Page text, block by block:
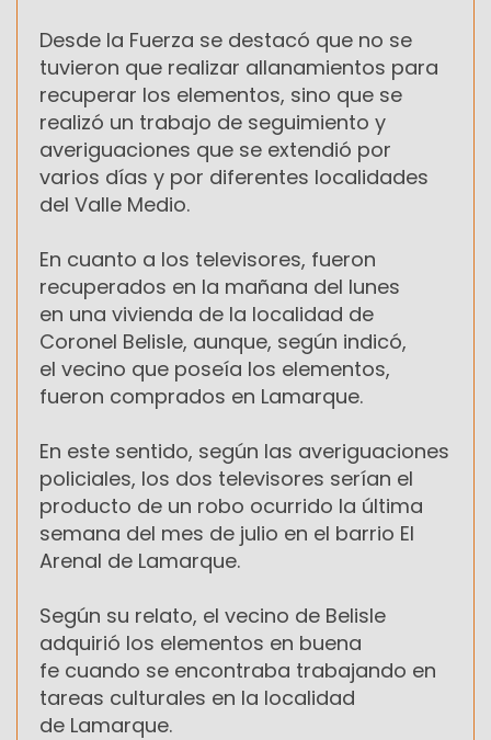
Desde la Fuerza se destacó que no se
tuvieron que realizar allanamientos para
recuperar los elementos, sino que se
realizó un trabajo de seguimiento y
averiguaciones que se extendió por
varios días y por diferentes localidades
del Valle Medio.
En cuanto a los televisores, fueron
recuperados en la mañana del lunes
en una vivienda de la localidad de
Coronel Belisle, aunque, según indicó,
el vecino que poseía los elementos,
fueron comprados en Lamarque.
En este sentido, según las averiguaciones
policiales, los dos televisores serían el
producto de un robo ocurrido la última
semana del mes de julio en el barrio El
Arenal de Lamarque.
Según su relato, el vecino de Belisle
adquirió los elementos en buena
fe cuando se encontraba trabajando en
tareas culturales en la localidad
de Lamarque.